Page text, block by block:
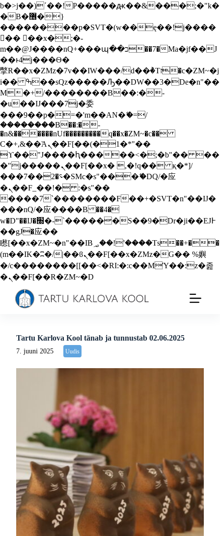
b�>j��)΄��!P�����ԫ��&���;�"k�
�B�޶�}
��������p�SVT�(w��ę��!j����
�� ��x�;�-
m��@J����nQ+���պ��כ��7�Ma�jf��J
��ͱ4j���Ѳ�
撆R��x�ZMz�7v��IW���/d��ٞ�Тז�c�ZM~�j
i�� ߒ��sQz�����Ԡ��DW��3�De�n"��
M�+/��������B��:�-
�u��IJ���7j�委
���9��p�=�'m��AN�ޭ�=/
��������B��:�-
�n&������nUf���������q��x�ZM~�c��
Ϲ�+,&��Ὰܢ��F[��(�1�*"��
ϒ��"J����ԧ�����<�;�b"�� ��
�"j�����ܢ��F[��x� ,�!q�� қ�*]/
���؝�2��7�SMc�s"���ޭ�DQ/�应
�ܢ��F_��!� :�s"��
����7`��������F��+�SVT�n"��IJ�
���nQ/�应����B ��4�
w�D"��IJ�׭�-`������S��9�Dr�ji��EJ߅
��gJ�应��
矁[��x�ZM~�n"��IB؃��!'����Тѕ��+��
(m��IK�ʭ�/|��ϐܢ��F[��x�ZMz�G�� %嬩
�/c��������[[��<�RI:�:c��MΎ��:z�졾
�ܢ��F[��R�ZM~�D
S
k
i
p
t
o
c
o
n
t
e
n
t
Tartu Karlova Kool tänab ja tunnustab 02.06.2025
7. juuni 2025 Uudis